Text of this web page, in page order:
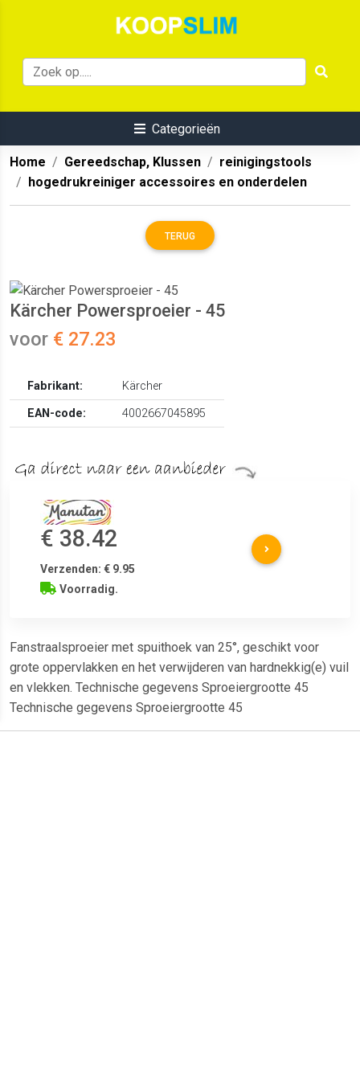
Categorieën
Home Gereedschap, Klussen
reinigingstools
hogedrukreiniger accessoires en onderdelen
TERUG
Kärcher Powersproeier - 45
voor € 27.23
Fabrikant:
Kärcher
EAN-code:
4002667045895
€ 38.42
Verzenden: € 9.95
Voorradig.
Fanstraalsproeier met spuithoek van 25°, geschikt voor
grote oppervlakken en het verwijderen van hardnekkig(e) vuil
en vlekken. Technische gegevens Sproeiergrootte 45
Technische gegevens Sproeiergrootte 45